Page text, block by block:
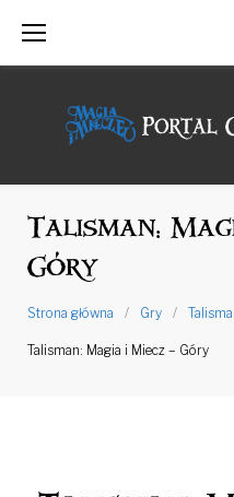
Talisman:
Góry
Strona główna / Gry /
Talisman: Magia i Miecz – Góry